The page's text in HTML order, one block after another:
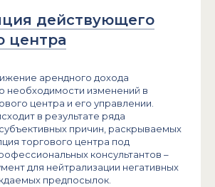
действующего
центра
арендного дохода
необходимости изменений в
центра и его управлении.
в результате ряда
причин, раскрываемых
торгового центра под
консультантов ­–
для нейтрализации негативных
предпосылок.